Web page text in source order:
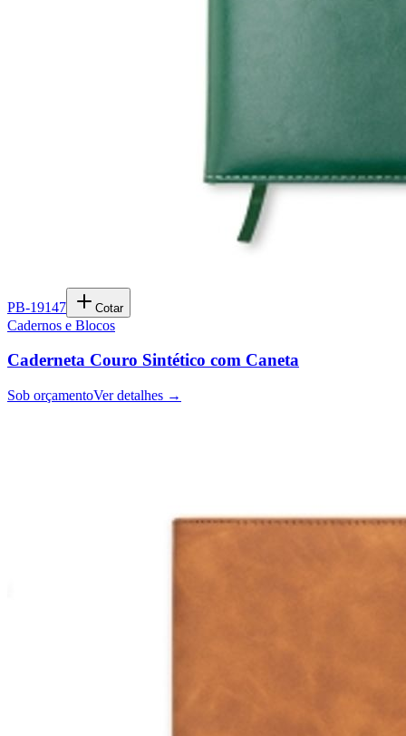
PB-19147 Cotar
Cadernos e Blocos
Caderneta Couro Sintético com Caneta
Sob orçamentoVer detalhes →